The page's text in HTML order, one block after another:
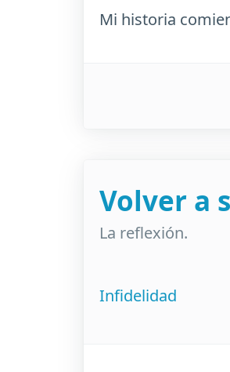
Mi historia
Volver a
La reflexión.
Infidelidad